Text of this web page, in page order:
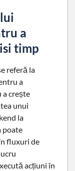
a
timp
referă la
a
a crește
unui
la
poate
fluxuri de
acțiuni în